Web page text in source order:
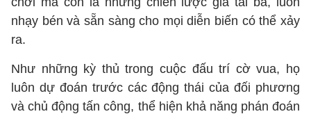
nhạy bén và sẵn sàng cho mọi diễn biến có thể xảy
ra.
Như những kỳ thủ trong cuộc đấu trí cờ vua, họ
luôn dự đoán trước các động thái của đối phương
và chủ động tấn công, thể hiện khả năng phán đoán